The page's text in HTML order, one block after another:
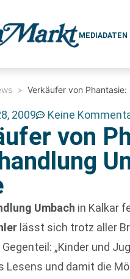
MEDIADATEN
> Verkäufer von
2009 Keine
von
Umbach in Kalkar
lässt sich trotz aller
„Kinder und
Lesens und damit die